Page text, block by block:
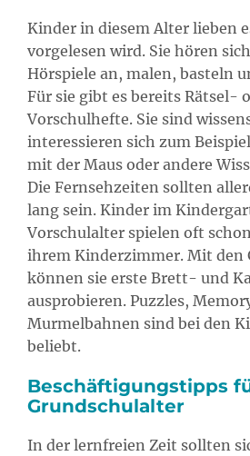
Kinder in diesem Alter lieben
vorgelesen wird. Sie hören
Hörspiele an, malen, basteln
Für sie gibt es bereits Rätsel-
Vorschulhefte. Sie sind
interessieren sich zum
mit der Maus oder andere
Die Fernsehzeiten sollten
lang sein. Kinder im
Vorschulalter spielen oft
ihrem Kinderzimmer. Mit den
können sie erste Brett- und
ausprobieren. Puzzles,
Murmelbahnen sind bei den
beliebt.
Beschäftigungstipps
Grundschulalter
In der lernfreien Zeit sollten